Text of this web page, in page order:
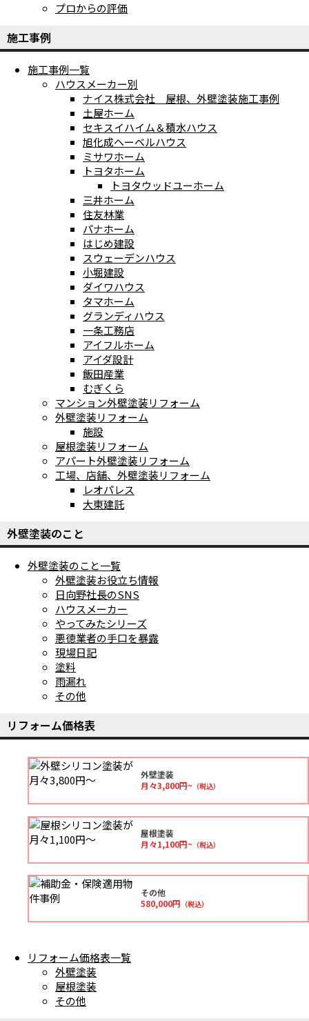
プロからの評価
施工事例
施工事例一覧
ハウスメーカー別
ナイス株式会社 屋根、外壁塗装施工事例
土屋ホーム
セキスイハイム＆積水ハウス
旭化成ヘーベルハウス
ミサワホーム
トヨタホーム
トヨタウッドユーホーム
三井ホーム
住友林業
パナホーム
はじめ建設
スウェーデンハウス
小堀建設
ダイワハウス
タマホーム
グランディハウス
一条工務店
アイフルホーム
アイダ設計
飯田産業
むぎくら
マンション外壁塗装リフォーム
外壁塗装リフォーム
施設
屋根塗装リフォーム
アパート外壁塗装リフォーム
工場、店舗、外壁塗装リフォーム
レオパレス
大東建託
外壁塗装のこと
外壁塗装のこと一覧
外壁塗装お役立ち情報
日向野社長のSNS
ハウスメーカー
やってみたシリーズ
悪徳業者の手口を暴露
現場日記
塗料
雨漏れ
その他
リフォーム価格表
外壁塗装
月々3,800円~（税込）
屋根塗装
月々1,100円~（税込）
その他
580,000円 （税込）
リフォーム価格表一覧
外壁塗装
屋根塗装
その他